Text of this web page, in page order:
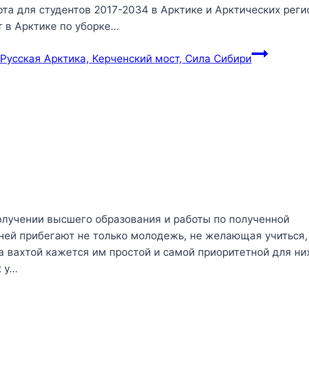
для студентов 2017-2034 в Арктике и Арктических
в Арктике по уборке…
Арктика, Керченский мост, Сила Сибири
высшего образования и работы по полученной
прибегают не только молодежь, не желающая
кажется им простой и самой приоритетной для
у…